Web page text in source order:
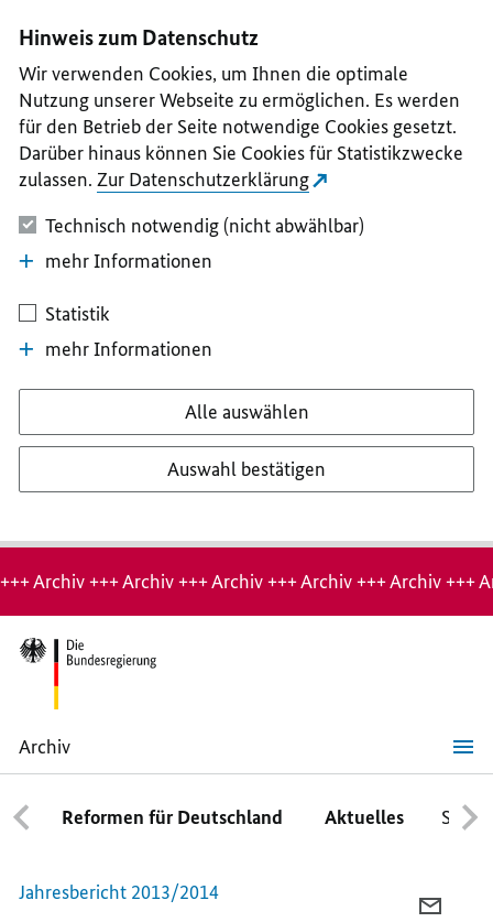
II
III
IV
V
Hinweis zum Datenschutz
Wir verwenden Cookies, um Ihnen die optimale
Nutzung unserer Webseite zu ermöglichen. Es werden
für den Betrieb der Seite notwendige Cookies gesetzt.
Darüber hinaus können Sie Cookies für Statistikzwecke
zulassen. Zur Datenschutzerklärung
Technisch notwendig (nicht abwählbar)
mehr Informationen
Statistik
mehr Informationen
Alle auswählen
Auswahl bestätigen
Hinweis:
Archiv-
Seite
+++ Archiv +++ Archiv +++ Archiv +++ Archiv +++ Archiv +++
Archiv
Weltweite
Krisenherde
Reformen für Deutschland Aktuelles
Jahresbericht 2013/2014